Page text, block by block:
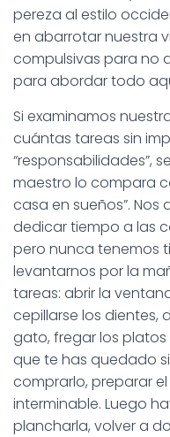
pereza al estilo
en abarrotar nuestra
compulsivas para no
para abordar todo
Si examinamos
cuántas tareas sin
“responsabilidades”,
maestro lo compara
casa en sueños”.
dedicar tiempo a las
pero nunca tenemos
levantarnos por la
tareas: abrir la
cepillarse los dientes,
gato, fregar los
que te has quedado
comprarlo, preparar
interminable. Luego
plancharla, volver a